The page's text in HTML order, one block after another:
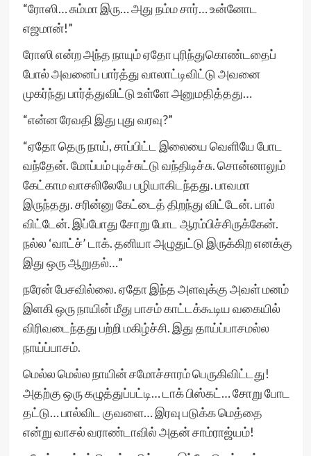
“ரோஸி… சும்மா இரு… அது நம்ம சார்… உன்னோட
எஜமான்!”
ரோஸி என்ற அந்த நாயும் ஏதோ புரிந்துகொண்டதைப்
போல் அவனைப் பார்த்து வாலாட்டிவிட்டு அவனை
முகர்ந்து பார்த்துவிட்டு உள்ளே அனுமதித்தது…
“என்ன ரேவதி இது புது வரவு?”
“ஏதோ தெரு நாய், சாப்பிட்ட இலையை வெளியே போட
வந்தேன். மோப்பம் புடிச்சுட்டு வந்திடிச்சு. சொன்னாலும்
கேட்காம வாசலிலேயே பழியாகிடந்தது. பாவமா
இருந்தது. சரின்னு கேட்டைத் திறந்து விட்டேன். பால்
விட்டேன். இப்போது சோறு போட ஆரம்பிச்சிருக்கேன்.
நல்ல ‘வாட்ச்’ டாக். தனியா அழுதுட்டு இருக்கிற எனக்கு
இது ஒரு ஆறுதல்…”
நரேன் பேசவில்லை. ஏதோ இந்த அளவுக்கு அவள் மனம்
இளகி ஒரு நாயின் மீது பாசம் காட்டக்கூடிய வகையில்
விரிவடைந்தது பற்றி மகிழ்ச்சி. இது தாய்ப்பாசமல்ல
நாய்ப்பாசம்.
மெல்ல மெல்ல நாயின் சமோச்சாரம் பெருகிவிட்டது!
அதற்கு ஒரு கழுத்துப்பட்டி… டாக் பிஸ்கட்… சோறு போட
தட்டு… பால்விட குவளை… இரவு படுக்க மெத்தை
என்று வாசல் வராண்டாவில் அதன் சாம்ராஜ்யம்!